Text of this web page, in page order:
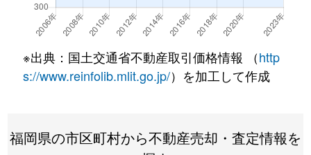
※出典：国土交通省不動産取引価格情報 （http
s://www.reinfolib.mlit.go.jp/）を加工して作成
福岡県の市区町村から不動産売却・査定情報を